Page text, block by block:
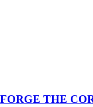
THE